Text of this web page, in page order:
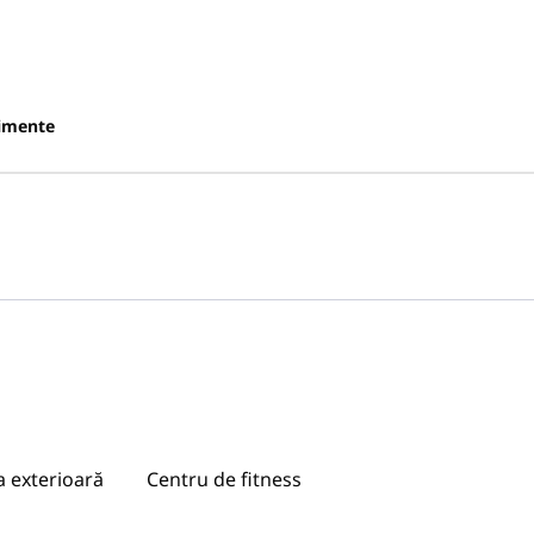
exterioară
Centru de fitness